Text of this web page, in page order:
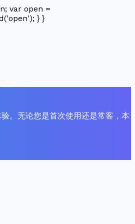
var open =
} }
。无论您是首次使用还是常客，本